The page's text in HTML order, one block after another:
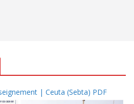
| Ceuta (Sebta) PDF